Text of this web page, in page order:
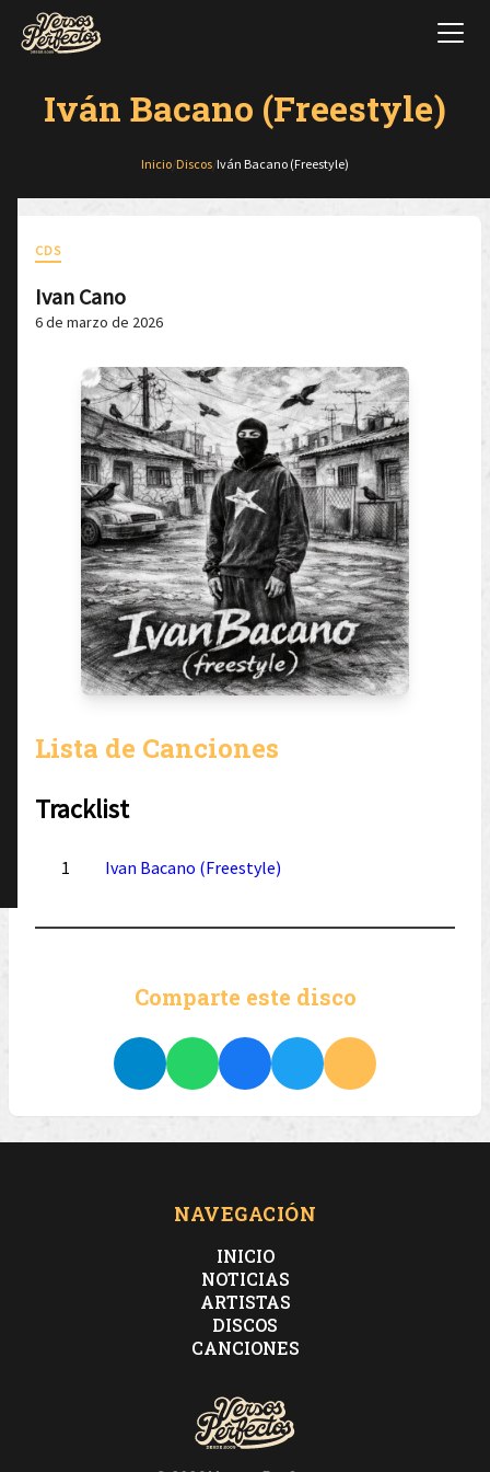
Iván Bacano (Freestyle)
Inicio Discos Iván Bacano (Freestyle)
CDS
Ivan Cano
6 de marzo de 2026
Lista de Canciones
Tracklist
1 Ivan Bacano (Freestyle)
Comparte este disco
NAVEGACIÓN
INICIO
NOTICIAS
ARTISTAS
DISCOS
CANCIONES